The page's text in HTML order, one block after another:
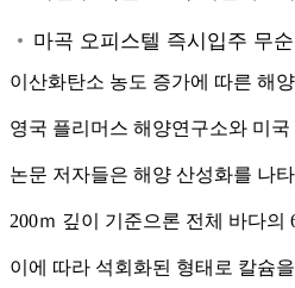
이산화탄소 농도 증가에 따른 해
영국 플리머스 해양연구소와 미
논문 저자들은 해양 산성화를 나
200ｍ 깊이 기준으론 전체 바다
이에 따라 석회화된 형태로 칼슘